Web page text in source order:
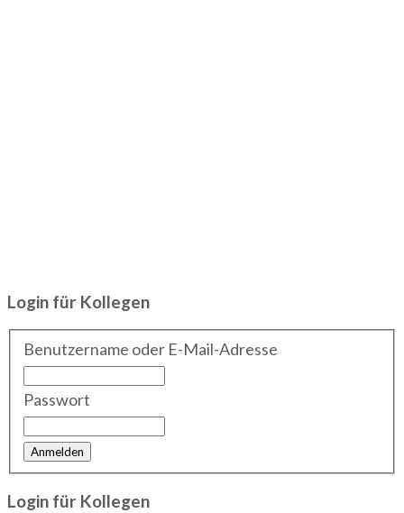
Login für Kollegen
Benutzername oder E-Mail-Adresse
Passwort
Login für Kollegen